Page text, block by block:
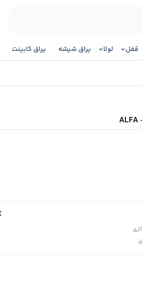
قفل لولا یراق شیشه یراق کابینت